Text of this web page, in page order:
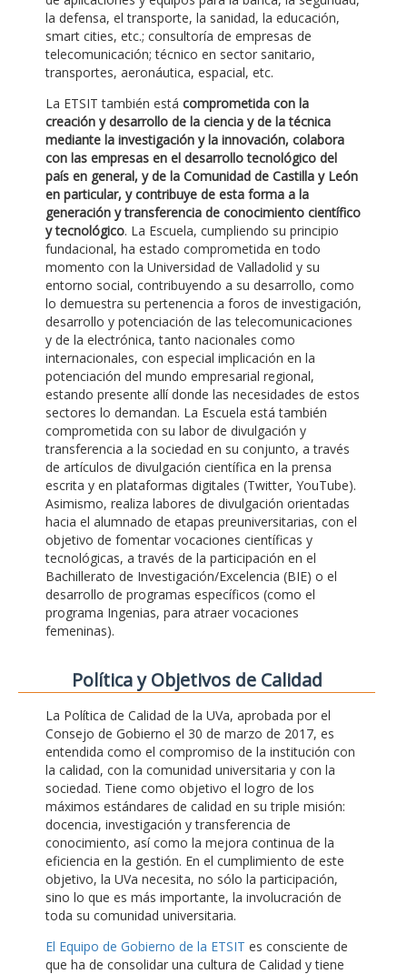
la defensa, el transporte, la sanidad, la educación,
smart cities, etc.; consultoría de empresas de
telecomunicación; técnico en sector sanitario,
transportes, aeronáutica, espacial, etc.
La ETSIT también está comprometida con la
creación y desarrollo de la ciencia y de la técnica
mediante la investigación y la innovación, colabora
con las empresas en el desarrollo tecnológico del
país en general, y de la Comunidad de Castilla y León
en particular, y contribuye de esta forma a la
generación y transferencia de conocimiento científico
y tecnológico. La Escuela, cumpliendo su principio
fundacional, ha estado comprometida en todo
momento con la Universidad de Valladolid y su
entorno social, contribuyendo a su desarrollo, como
lo demuestra su pertenencia a foros de investigación,
desarrollo y potenciación de las telecomunicaciones
y de la electrónica, tanto nacionales como
internacionales, con especial implicación en la
potenciación del mundo empresarial regional,
estando presente allí donde las necesidades de estos
sectores lo demandan. La Escuela está también
comprometida con su labor de divulgación y
transferencia a la sociedad en su conjunto, a través
de artículos de divulgación científica en la prensa
escrita y en plataformas digitales (Twitter, YouTube).
Asimismo, realiza labores de divulgación orientadas
hacia el alumnado de etapas preuniversitarias, con el
objetivo de fomentar vocaciones científicas y
tecnológicas, a través de la participación en el
Bachillerato de Investigación/Excelencia (BIE) o el
desarrollo de programas específicos (como el
programa Ingenias, para atraer vocaciones
femeninas).
Polí­tica y Objetivos de Calidad
La Política de Calidad de la UVa, aprobada por el
Consejo de Gobierno el 30 de marzo de 2017, es
entendida como el compromiso de la institución con
la calidad, con la comunidad universitaria y con la
sociedad. Tiene como objetivo el logro de los
máximos estándares de calidad en su triple misión:
docencia, investigación y transferencia de
conocimiento, así como la mejora continua de la
eficiencia en la gestión. En el cumplimiento de este
objetivo, la UVa necesita, no sólo la participación,
sino lo que es más importante, la involucración de
toda su comunidad universitaria.
El Equipo de Gobierno de la ETSIT es consciente de
que ha de consolidar una cultura de Calidad y tiene